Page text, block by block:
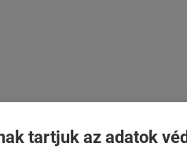
tartjuk az adatok